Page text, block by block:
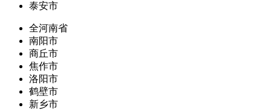
泰安市
全河南省
南阳市
商丘市
焦作市
洛阳市
鹤壁市
新乡市